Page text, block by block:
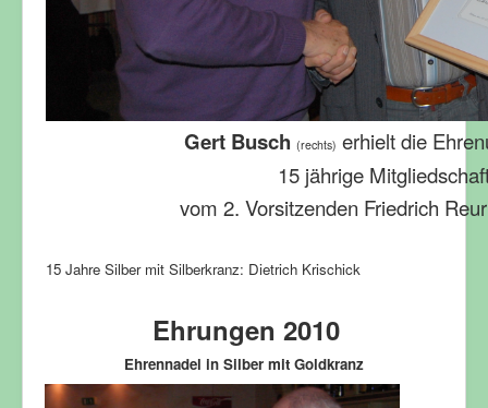
Gert Busch (rechts) erhielt die
15 jährige
vom 2. Vorsitzenden Friedrich
15 Jahre Silber mit Silberkranz: Dietrich Krischick
Ehrungen 2010
Ehrennadel in Silber mit Goldkranz